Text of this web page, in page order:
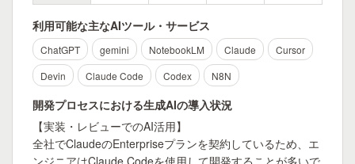
利用可能な主なAIツール・サービス
ChatGPT gemini NotebookLM Claude
Cursor
Devin
Claude Code Codex N8N
開発プロセスにおける生成AIの導入状況
【実装・レビューでのAI活用】
全社でClaudeのEnterpriseプランを契約しているため、エ
ンジニアはClaude Codeを使用して開発することが多いで